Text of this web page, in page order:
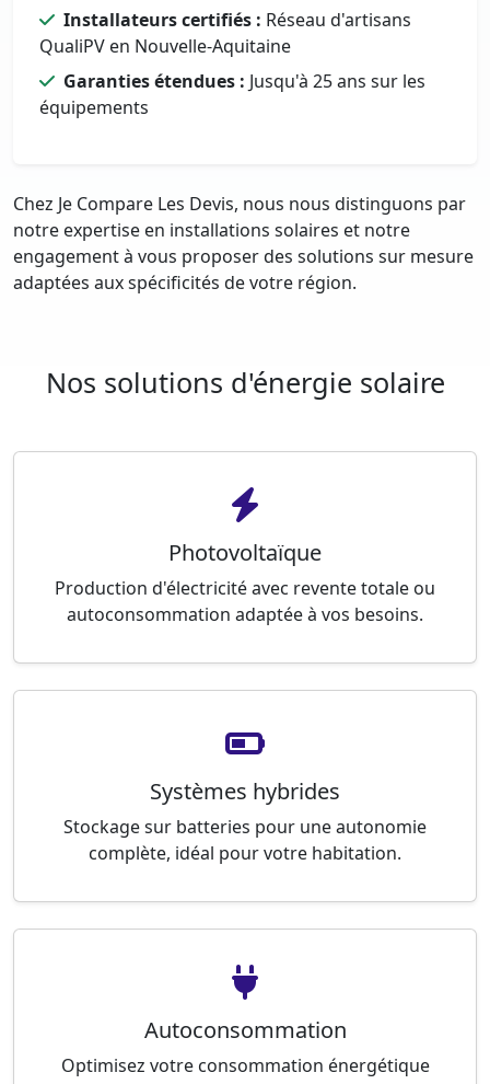
Installateurs certifiés : Réseau d'artisans
QualiPV en Nouvelle-Aquitaine
Garanties étendues : Jusqu'à 25 ans sur les
équipements
Chez Je Compare Les Devis, nous nous distinguons par
notre expertise en installations solaires et notre
engagement à vous proposer des solutions sur mesure
adaptées aux spécificités de votre région.
Nos solutions d'énergie solaire
Photovoltaïque
Production d'électricité avec revente totale ou
autoconsommation adaptée à vos besoins.
Systèmes hybrides
Stockage sur batteries pour une autonomie
complète, idéal pour votre habitation.
Autoconsommation
Optimisez votre consommation énergétique